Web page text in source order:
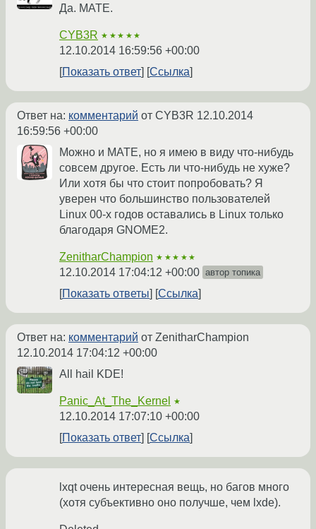
Да. MATE.
CYB3R ★★★★★
12.10.2014 16:59:56 +00:00
Показать ответ
Ссылка
Ответ на: комментарий от CYB3R 12.10.2014
16:59:56 +00:00
Можно и MATE, но я имею в виду что-нибудь
совсем другое. Есть ли что-нибудь не хуже?
Или хотя бы что стоит попробовать? Я
уверен что большинство пользователей
Linux 00-х годов оставались в Linux только
благодаря GNOME2.
ZenitharChampion ★★★★★
12.10.2014 17:04:12 +00:00 автор топика
Показать ответы Ссылка
Ответ на: комментарий от ZenitharChampion
12.10.2014 17:04:12 +00:00
All hail KDE!
Panic_At_The_Kernel ★
12.10.2014 17:07:10 +00:00
Показать ответ
Ссылка
lxqt очень интересная вещь, но багов много
(хотя субъективно оно получше, чем lxde).